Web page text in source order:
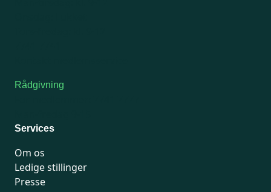
Rådgivning
Services
Om os
Ledige stillinger
Presse